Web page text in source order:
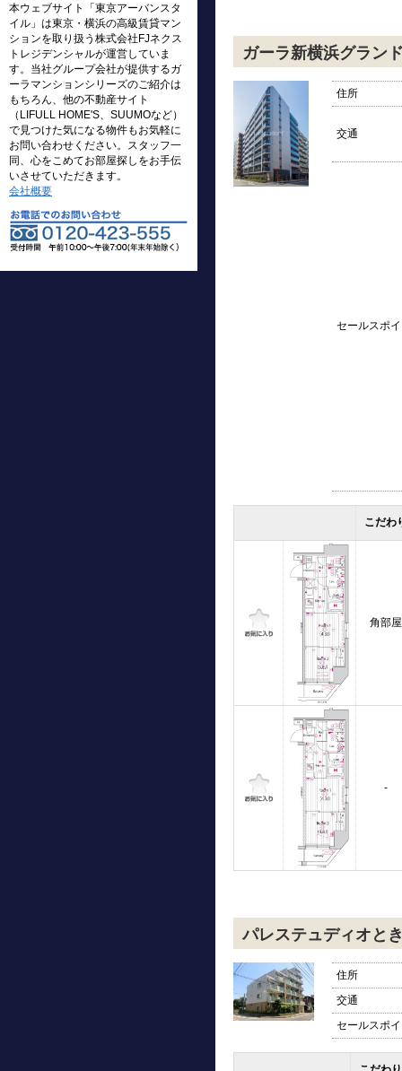
本ウェブサイト「東京アーバンスタ
イル」は東京・横浜の高級賃貸マン
ションを取り扱う株式会社FJネクス
トレジデンシャルが運営していま
す。当社グループ会社が提供するガ
ーラマンションシリーズのご紹介は
もちろん、他の不動産サイト
（LIFULL HOME'S、SUUMOなど）
で見つけた気になる物件もお気軽に
お問い合わせください。スタッフ一
同、心をこめてお部屋探しをお手伝
いさせていただきます。
会社概要
ガーラ新横浜グラン
住所
交通
セールスポ
こだわ
角部屋
-
パレステュディオと
住所
交通
セールスポ